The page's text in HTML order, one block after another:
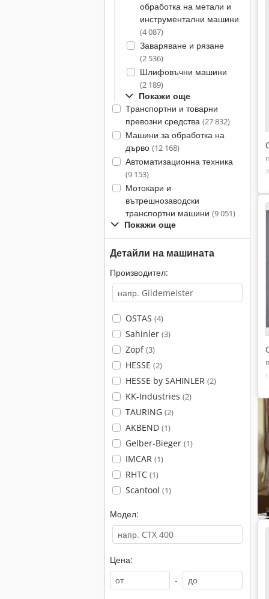
обработка на метали и
инструментални машини
(4 087)
Заваряване и рязане
(2 536)
Шлифовъчни машини
(2 189)
Покажи още
Транспортни и товарни
превозни средства (27 832)
Машини за обработка на
дърво (12 168)
Автоматизационна техника
(9 153)
Мотокари и
вътрешнозаводски
транспортни машини (9 051)
Покажи още
Детайли на машината
Производител:
OSTAS (4)
Sahinler (3)
Zopf(3)
HESSE (2)
HESSE by SAHINLER (2)
KK-Industries (2)
TAURING (2)
AKBEND (1)
Gelber-Bieger (1)
IMCAR (1)
RHTC (1)
Scantool (1)
Модел:
Цена:
-